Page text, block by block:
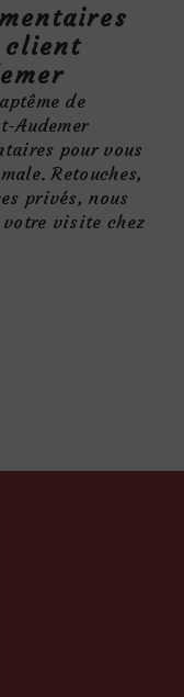
client
de
Audemer
pour vous
Retouches,
privés, nous
visite chez